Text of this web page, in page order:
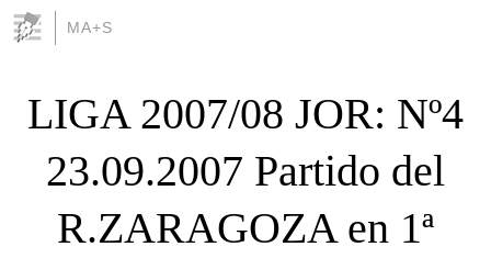
MA+S
LIGA 2007/08 JOR: Nº4
23.09.2007 Partido del
R.ZARAGOZA en 1ª